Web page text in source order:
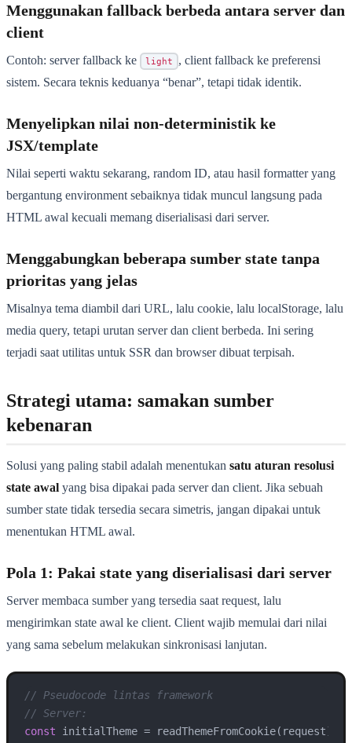
Menggunakan fallback berbeda antara server dan
client
Contoh: server fallback ke light
, client fallback ke preferensi
sistem. Secara teknis keduanya “benar”, tetapi tidak identik.
Menyelipkan nilai non-deterministik ke
JSX/template
Nilai seperti waktu sekarang, random ID, atau hasil formatter yang
bergantung environment sebaiknya tidak muncul langsung pada
HTML awal kecuali memang diserialisasi dari server.
Menggabungkan beberapa sumber state tanpa
prioritas yang jelas
Misalnya tema diambil dari URL, lalu cookie, lalu localStorage, lalu
media query, tetapi urutan server dan client berbeda. Ini sering
terjadi saat utilitas untuk SSR dan browser dibuat terpisah.
Strategi utama: samakan sumber
kebenaran
Solusi yang paling stabil adalah menentukan satu aturan resolusi
state awal yang bisa dipakai pada server dan client. Jika sebuah
sumber state tidak tersedia secara simetris, jangan dipakai untuk
menentukan HTML awal.
Pola 1: Pakai state yang diserialisasi dari server
Server membaca sumber yang tersedia saat request, lalu
mengirimkan state awal ke client. Client wajib memulai dari nilai
yang sama sebelum melakukan sinkronisasi lanjutan.
// Pseudocode lintas framework
// Server:
const initialTheme = readThemeFromCookie(request)